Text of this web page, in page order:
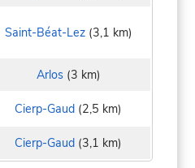
Saint-Béat-Lez(3,1 km)
Arlos(3 km)
Cierp-Gaud (2,5 km)
Cierp-Gaud (3,1 km)